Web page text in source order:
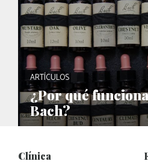
ARTÍCULOS
¿Por qué
Bach?
Clínica